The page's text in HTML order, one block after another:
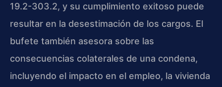
19.2-303.2, y su cumplimiento exitoso puede
resultar en la desestimación de los cargos. El
bufete también asesora sobre las
consecuencias colaterales de una condena,
incluyendo el impacto en el empleo, la vivienda